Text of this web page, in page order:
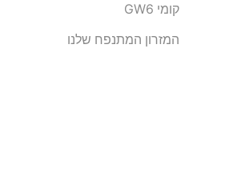
קומי GW6
המזרון המתנפח שלנו